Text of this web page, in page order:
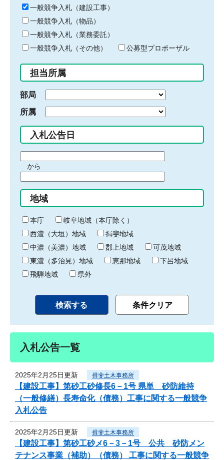
キ
ー
ワ
ー
ド
入
力
一般競争入札（建設工事）
一般競争入札（物品）
一般競争入札（業務委託）
一般競争入札（その他）
公募型プロポーザル
担当所属
部局
所属
入札公告日
間
始
り
から
間
終
わ
り
地域
本庁
岐阜地域（本庁除く）
西濃（大垣）地域
揖斐地域
中濃（美濃）地域
郡上地域
可茂地域
東濃（多治見）地域
恵那地域
下呂地域
飛騨地域
県外
入札公告一覧
2025年2月25日更新 揖斐土木事務所
【建設工事】第砂工砂修長6－1号 県単 砂防維持
（一般修繕）長寿命化（債務）工事に関する一般競争
入札公告
2025年2月25日更新 揖斐土木事務所
【建設工事】第砂工砂メ6－3－1号 公共 砂防メン
テナンス事業（補助）（債務） 工事に関する一般競争